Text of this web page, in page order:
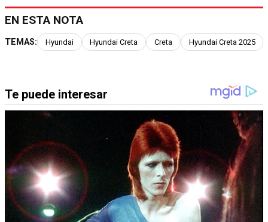
EN ESTA NOTA
TEMAS: Hyundai Hyundai Creta Creta Hyundai Creta 2025